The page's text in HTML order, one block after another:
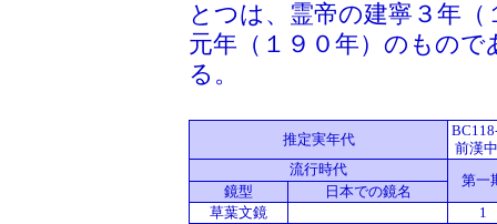
とつは、霊帝の建寧３年
元年（１９０年）のもの
る。
推定実年代
前漢
流行時代
第一
鏡型
日本での鏡名
草葉文鏡
1